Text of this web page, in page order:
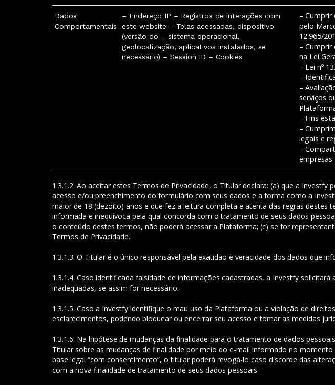
Dados
Comportamentais
– Endereço IP – Registros de interações com
este website – Telas acessadas, dispositivo
(versão do – sistema operacional,
geolocalização, aplicativos instalados, se
necessário) – Session ID – Cookies
–
pelo
12.965/
–
na Lei
– Lei nº
–
–
serviços
– Fins
–
legais e
–
empresas
1.3.1.2. Ao aceitar estes Termos de Privacidade, o Titular declara: (a) que a
acesso e/ou preenchimento do formulário com seus dados e a forma como a
maior de 18 (dezoito) anos e que fez a leitura completa e atenta das regras
informada e inequívoca pela qual concorda com o tratamento de seus dados
o conteúdo destes termos, não poderá acessar a Plataforma; (c) se for
Termos de Privacidade.
1.3.1.3. O Titular é o único responsável pela exatidão e veracidade dos dados que
1.3.1.4. Caso identificada falsidade de informações cadastradas, a Investfy
inadequadas, se assim for necessário.
1.3.1.5. Caso a Investfy identifique o mau uso da Plataforma ou a violação de
esclarecimentos, podendo bloquear ou encerrar seu acesso e tomar as medidas
1.3.1.6. Na hipótese de mudanças da finalidade para o tratamento de dados
Titular sobre as mudanças de finalidade por meio do e-mail informado no
base legal “com consentimento”, o titular poderá revogá-lo caso discorde das
com a nova finalidade de tratamento de seus dados pessoais.